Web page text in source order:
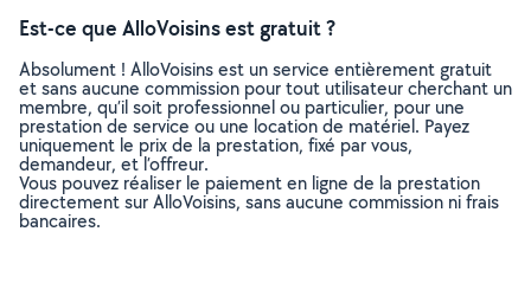
Est-ce que AlloVoisins est gratuit ?
Absolument ! AlloVoisins est un service entièrement gratuit
et sans aucune commission pour tout utilisateur cherchant un
membre, qu’il soit professionnel ou particulier, pour une
prestation de service ou une location de matériel. Payez
uniquement le prix de la prestation, fixé par vous,
demandeur, et l’offreur.
Vous pouvez réaliser le paiement en ligne de la prestation
directement sur AlloVoisins, sans aucune commission ni frais
bancaires.